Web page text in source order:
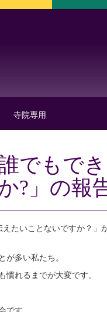
寺院専用
でもで
?」の報
たいことないですか？」
が多い私たち。
れるまでが大変です。